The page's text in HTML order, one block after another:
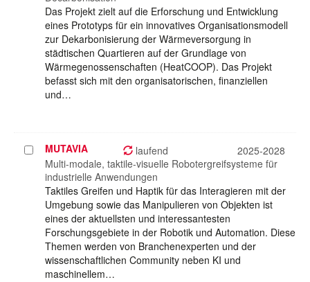
Das Projekt zielt auf die Erforschung und Entwicklung
eines Prototyps für ein innovatives Organisationsmodell
zur Dekarbonisierung der Wärmeversorgung in
städtischen Quartieren auf der Grundlage von
Wärmegenossenschaften (HeatCOOP). Das Projekt
befasst sich mit den organisatorischen, finanziellen
und…
Projekt
auswählen
MUTAVIA laufend
2025-2028
Multi-modale, taktile-visuelle Robotergreifsysteme für
industrielle Anwendungen
Taktiles Greifen und Haptik für das Interagieren mit der
Umgebung sowie das Manipulieren von Objekten ist
eines der aktuellsten und interessantesten
Forschungsgebiete in der Robotik und Automation. Diese
Themen werden von Branchenexperten und der
wissenschaftlichen Community neben KI und
maschinellem…